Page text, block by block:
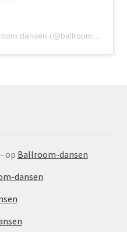
Een bericht gedeeld door Ballroom dansen (@ballroomdansen)
op Ballroom-dansen
dansen